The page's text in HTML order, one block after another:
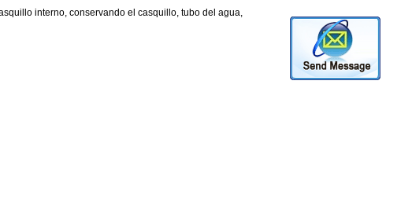
interno, conservando el casquillo, tubo del agua,